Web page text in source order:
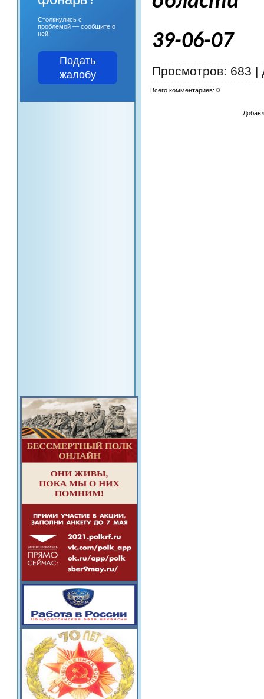
Столкнулись с
проблемой — сообщите о
ней!
Подать
жалобу
39-06-07
Просмотров: 683 |
Всего комментариев:0